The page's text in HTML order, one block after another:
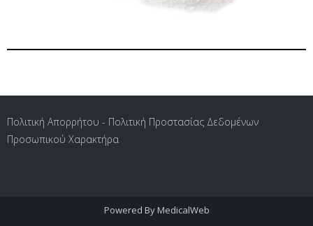
Πολιτική Απορρήτου - Πολιτική Προστασίας Δεδομένων
Προσωπικού Χαρακτήρα
Powered ByMedicalWeb